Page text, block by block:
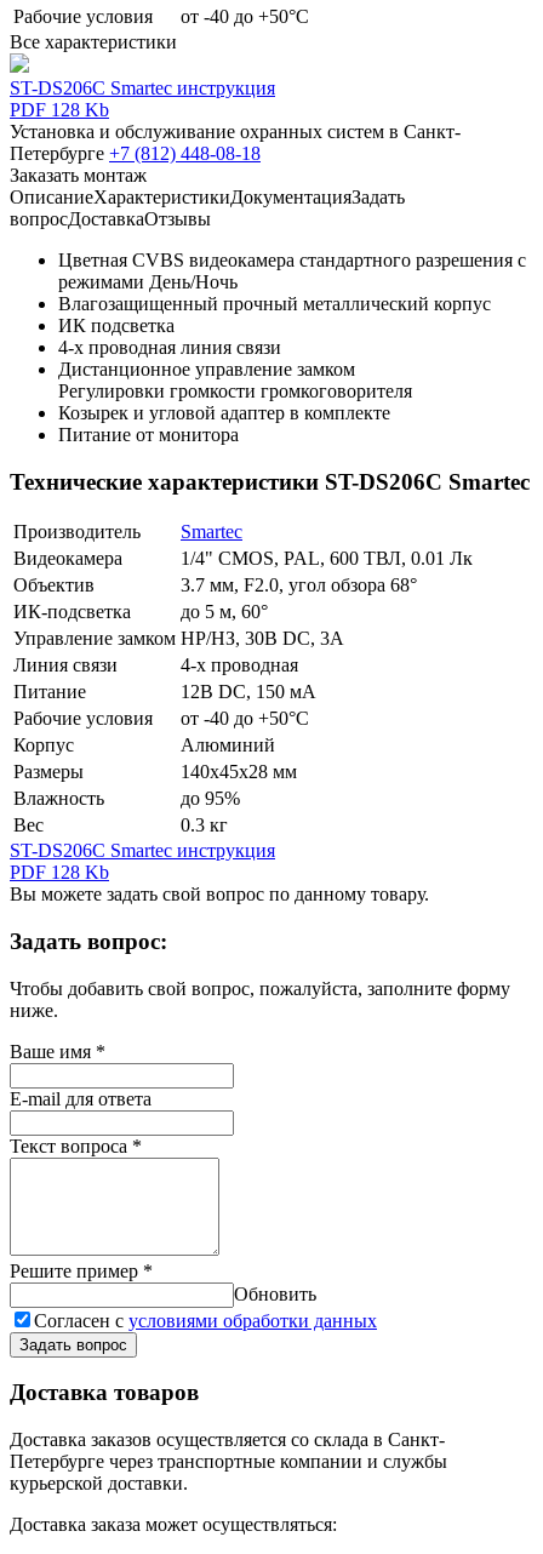
Рабочие условия
от -40 до +50°С
Все характеристики
ST-DS206C Smartec инструкция
PDF 128 Kb
Установка и обслуживание охранных систем в Санкт-
Петербурге +7 (812) 448-08-18
Заказать монтаж
ОписаниеХарактеристикиДокументацияЗадать
вопросДоставкаОтзывы
Цветная CVBS видеокамера стандартного разрешения с
режимами День/Ночь
Влагозащищенный прочный металлический корпус
ИК подсветка
4-х проводная линия связи
Дистанционное управление замком
Регулировки громкости громкоговорителя
Козырек и угловой адаптер в комплекте
Питание от монитора
Технические характеристики ST-DS206C Smartec
Производитель
Smartec
Видеокамера
1/4" CMOS, PAL, 600 ТВЛ, 0.01 Лк
Объектив
3.7 мм, F2.0, угол обзора 68°
ИК-подсветка
до 5 м, 60°
Управление замком НР/НЗ, 30В DC, 3A
Линия связи
4-х проводная
Питание
12В DC, 150 мА
Рабочие условия
от -40 до +50°С
Корпус
Алюминий
Размеры
140х45х28 мм
Влажность
до 95%
Вес
0.3 кг
ST-DS206C Smartec инструкция
PDF 128 Kb
Вы можете задать свой вопрос по данному товару.
Задать вопрос:
Чтобы добавить свой вопрос, пожалуйста, заполните форму
ниже.
Ваше имя *
E-mail для ответа
Текст вопроса *
Решите пример *
Обновить
Согласен с условиями обработки данных
Задать вопрос
Доставка товаров
Доставка заказов осуществляется со склада в Санкт-
Петербурге через транспортные компании и службы
курьерской доставки.
Доставка заказа может осуществляться: